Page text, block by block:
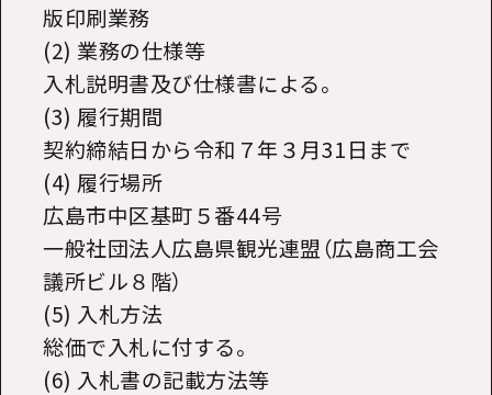
版印刷業務
(2) 業務の仕様等
入札説明書及び仕様書による。
(3) 履行期間
契約締結日から令和７年３月31日まで
(4) 履行場所
広島市中区基町５番44号
一般社団法人広島県観光連盟（広島商工会
議所ビル８階）
(5) 入札方法
総価で入札に付する。
(6) 入札書の記載方法等